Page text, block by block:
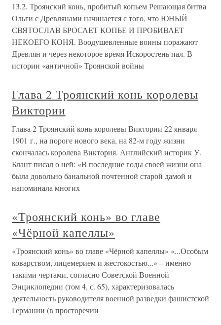
13.2. Троянский конь, пробитый копьем Решающая битва
Ольги с Древлянами начинается с того, что ЮНЫЙ
СВЯТОСЛАВ БРОСАЕТ КОПЬЕ И ПРОБИВАЕТ
НЕКОЕГО КОНЯ. Воодушевленные воины поражают
Древлян и через некоторое время Искоростень пал. В
истории «античной» Троянской войны
Глава 2 Троянский конь королевы
Виктории
Глава 2 Троянский конь королевы Виктории 22 января
1901 г., на пороге нового века, на 82-м году жизни
скончалась королева Виктория. Английский историк У.
Блант писал о ней: «В последние годы своей жизни она
была довольно банальной почтенной старой дамой и
напоминала многих
«Троянский конь» во главе
«Чёрной капеллы»
«Троянский конь» во главе «Чёрной капеллы» «...Особым
коварством, лицемерием и жестокостью...» – именно
такими чертами, согласно Советской Военной
Энциклопедии (том 4, с. 65), характеризовалась
деятельность руководителя военной разведки фашистской
Германии (в просторечии